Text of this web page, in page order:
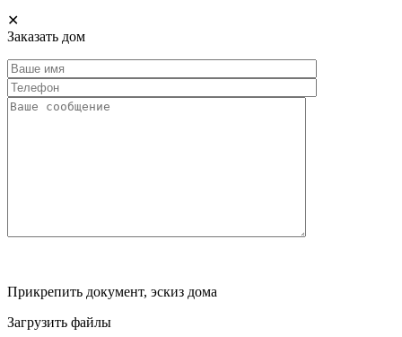
✕
Заказать дом
Прикрепить документ, эскиз дома
Загрузить файлы